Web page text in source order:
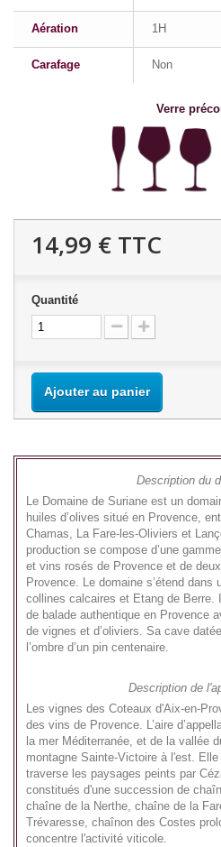
Aération 1H
Carafage Non
Verre
14,99 € TTC
Quantité
Ajouter au panier
Description du
Le Domaine de Suriane est un
huiles d’olives situé en Provence,
Chamas, La Fare-les-Oliviers et
production se compose d’une
et vins rosés de Provence et de
Provence. Le domaine s’étend dans
collines calcaires et Etang de Berre.
de balade authentique en Provence
de vignes et d’oliviers. Sa cave
l’ombre d’un pin centenaire.
Description de
Les vignes des Coteaux d'Aix-en-
des vins de Provence. L’aire
la mer Méditerranée, et de la vallée
montagne Sainte-Victoire à l'est. Elle
traverse les paysages peints par
constitués d'une succession de
chaîne de la Nerthe, chaîne de la
Trévaresse, chaînon des Costes
concentre l'activité viticole.